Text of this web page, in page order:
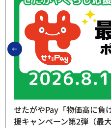
前のスライドを表示
せたがやPay「物価高に負
援キャンペーン第2弾（最